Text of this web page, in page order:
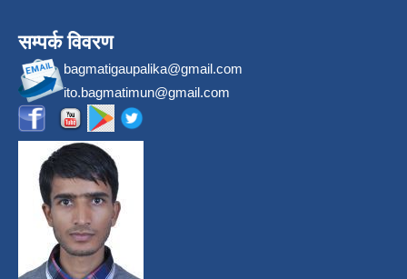
सम्पर्क विवरण
bagmatigaupalika@gmail.com
ito.bagmatimun@gmail.com